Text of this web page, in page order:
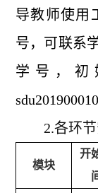
导教师使用
号，可联系
学号，初
2.各环
模块
开